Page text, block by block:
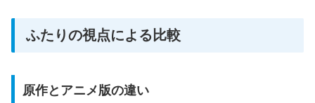
ふたりの視点による比較
原作とアニメ版の違い